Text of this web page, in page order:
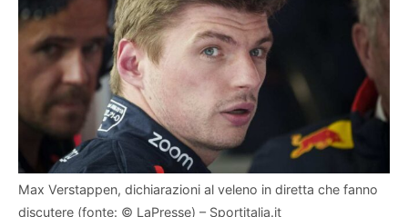
Max Verstappen, dichiarazioni al veleno in diretta che fanno
discutere (fonte: © LaPresse) – Sportitalia.it